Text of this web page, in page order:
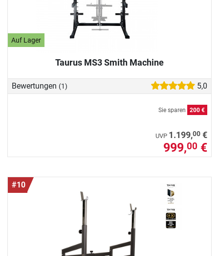
Auf Lager
Taurus MS3 Smith Machine
Bewertungen (1) 5,0
Sie sparen 200 €
UVP 1.199,00 €
999,00 €
#10